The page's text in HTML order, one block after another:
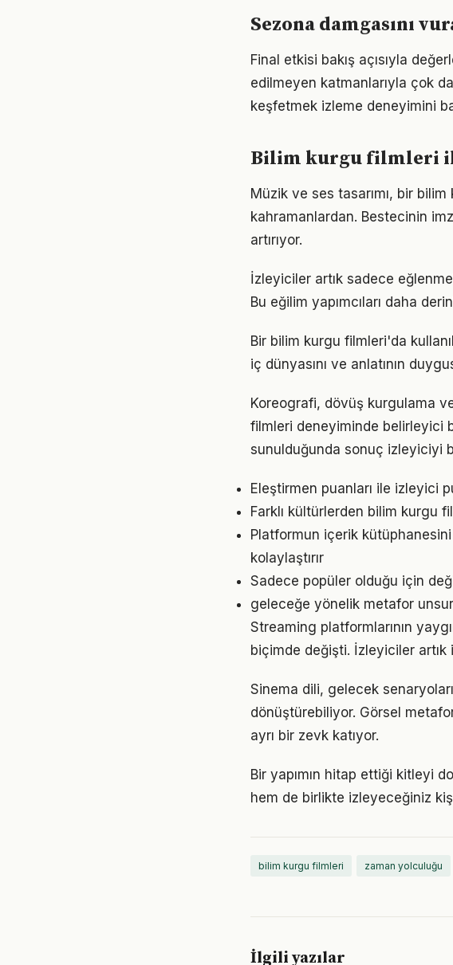
Sezona damgasını
Final etkisi bakış açısıyla
edilmeyen katmanlarıyla çok
keşfetmek izleme deneyimini
Bilim kurgu filmleri
Müzik ve ses tasarımı, bir
kahramanlardan. Bestecinin
artırıyor.
İzleyiciler artık sadece
Bu eğilim yapımcıları daha
Bir bilim kurgu filmleri'da
iç dünyasını ve anlatının
Koreografi, dövüş kurgulama
filmleri deneyiminde belirleyici
sunulduğunda sonuç izleyiciyi
Eleştirmen puanları ile izleyici
Farklı kültürlerden bilim kurgu
Platformun içerik
kolaylaştırır
Sadece popüler olduğu için
geleceğe yönelik metafor
Streaming platformlarının
biçimde değişti. İzleyiciler
Sinema dili, gelecek
dönüştürebiliyor. Görsel
ayrı bir zevk katıyor.
Bir yapımın hitap ettiği kitleyi
hem de birlikte izleyeceğiniz
bilim kurgu filmleri zaman yolculuğu
İlgili yazılar